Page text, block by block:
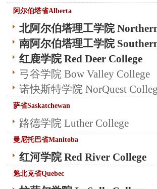
阿尔伯塔省Alberta
北阿尔伯塔理工学院
南阿尔伯塔理工学院
红鹿学院 Red Deer College
弓谷学院 Bow Valley College
诺快斯特学院 NorQuest
萨省Saskatchewan
路德学院 Luther College
曼尼托巴省Manitoba
红河学院 Red River College
魁北克省Quebec